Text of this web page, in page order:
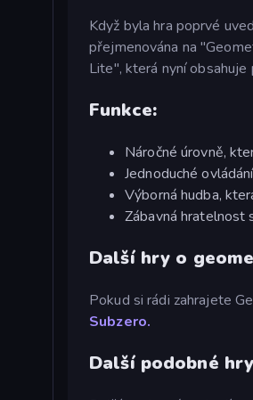
Když byla hra poprvé
přejmenována na
Lite", která nyní obsahuje
Funkce:
Náročné úrovně,
Jednoduché
Výborná hudba,
Zábavná hratelnost
Další hry o
Pokud si rádi zahrajete
Subzero.
Další podobné hry